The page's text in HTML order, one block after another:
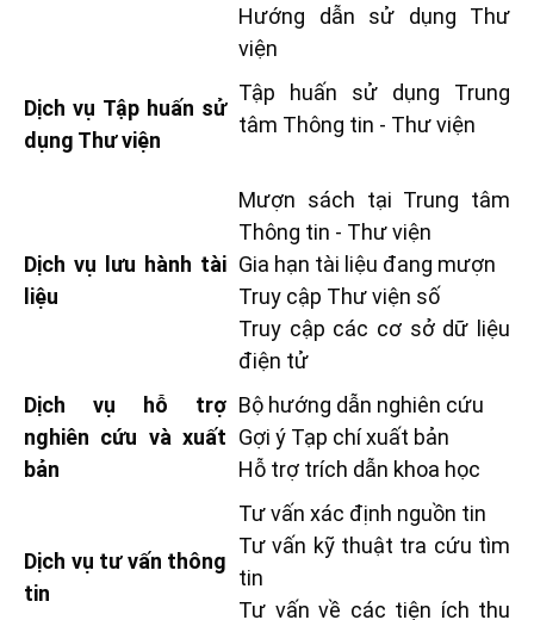
Hướng dẫn sử dụng Thư
viện
Dịch vụ Tập huấn sử
dụng Thư viện
Tập huấn sử dụng Trung
tâm Thông tin - Thư viện
Dịch vụ lưu hành tài
liệu
Mượn sách tại Trung tâm
Thông tin - Thư viện
Gia hạn tài liệu đang mượn
Truy cập Thư viện số
Truy cập các cơ sở dữ liệu
điện tử
Dịch vụ hỗ trợ
nghiên cứu và xuất
bản
Bộ hướng dẫn nghiên cứu
Gợi ý Tạp chí xuất bản
Hỗ trợ trích dẫn khoa học
Dịch vụ tư vấn thông
tin
Tư vấn xác định nguồn tin
Tư vấn kỹ thuật tra cứu tìm
tin
Tư vấn về các tiện ích thu